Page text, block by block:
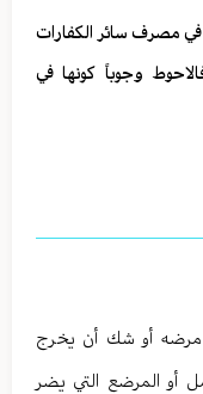
في مصرف سائر الكفارات
وجوباً كونها في
مرضه أو شك أن يخرج
أو المرضع التي يضر